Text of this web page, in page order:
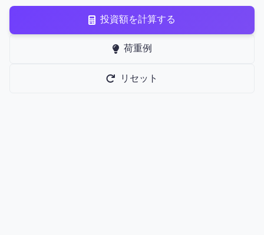
投資額を計算する
荷重例
リセット